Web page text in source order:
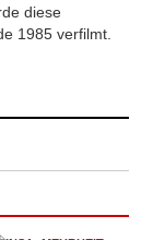
diese
1985 verfilmt.